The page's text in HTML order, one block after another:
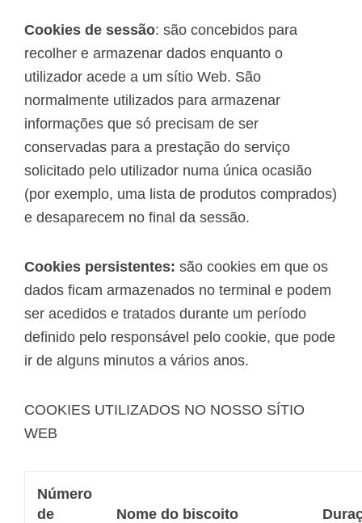
Cookies de sessão: são concebidos para
recolher e armazenar dados enquanto o
utilizador acede a um sítio Web. São
normalmente utilizados para armazenar
informações que só precisam de ser
conservadas para a prestação do serviço
solicitado pelo utilizador numa única ocasião
(por exemplo, uma lista de produtos comprados)
e desaparecem no final da sessão.
Cookies persistentes: são cookies em que os
dados ficam armazenados no terminal e podem
ser acedidos e tratados durante um período
definido pelo responsável pelo cookie, que pode
ir de alguns minutos a vários anos.
COOKIES UTILIZADOS NO NOSSO SÍTIO
WEB
Número
de
Nome do biscoito